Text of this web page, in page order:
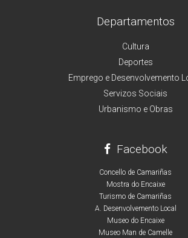
Departamentos
Cultura
Deportes
Emprego e Desenvolvemento
Servizos Sociais
Urbanismo e Obras
Facebook
Concello de Camariñas
Mostra do Encaixe
Turismo de Camariñas
A. Desenvolvemento Local
Museo do Encaixe
Museo Man de Camelle